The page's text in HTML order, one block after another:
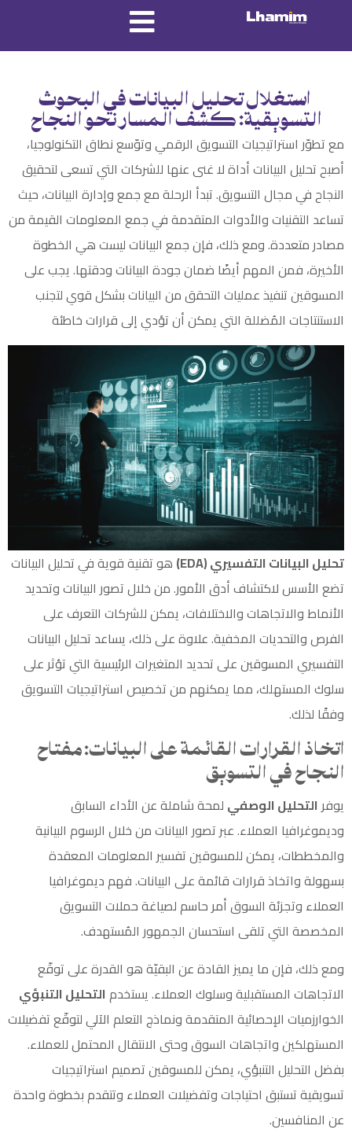
استغلال تحليل البيانات في البحوث
التسويقية: كشف المسار نحو النجاح
مع تطوّر استراتيجيات التسويق الرقمي وتوّسع نطاق التكنولوجيا،
أصبح تحليل البيانات أداة لا غنى عنها للشركات التي تسعى لتحقيق
النجاح في مجال التسويق. تبدأ الرحلة مع جمع وإدارة البيانات، حيث
تساعد التقنيات والأدوات المتقدمة في جمع المعلومات القيمة من
مصادر متعددة. ومع ذلك، فإن جمع البيانات ليست هي الخطوة
الأخيرة، فمن المهم أيضًا ضمان جودة البيانات ودقتها. يجب على
المسوقين تنفيذ عمليات التحقق من البيانات بشكل قوي لتجنب
الاستنتاجات المُضللة التي يمكن أن تؤدي إلى قرارات خاطئة
تحليل البيانات التفسيري (EDA)
هو تقنية قوية في تحليل البيانات
تضع الأسس لاكتشاف أدق الأمور. من خلال تصور البيانات وتحديد
الأنماط والاتجاهات والاختلافات، يمكن للشركات التعرف على
الفرص والتحديات المخفية. علاوة على ذلك، يساعد تحليل البيانات
التفسيري المسوقين على تحديد المتغيرات الرئيسية التي تؤثر على
سلوك المستهلك، مما يمكنهم من تخصيص استراتيجيات التسويق
وفقًا لذلك.
اتخاذ القرارات القائمة على البيانات: مفتاح
النجاح في التسويق
يوفرالتحليل الوصفي لمحة شاملة عن الأداء السابق
وديموغرافيا العملاء. عبر تصور البيانات من خلال الرسوم البيانية
والمخططات، يمكن للمسوقين تفسير المعلومات المعقدة
بسهولة واتخاذ قرارات قائمة على البيانات. فهم ديموغرافيا
العملاء وتجزئة السوق أمر حاسم لصياغةحملات التسويق
المخصصة التي تلقى استحسان الجمهور المُستهدف.
ومع ذلك، فإن ما يميز القادة عن البقيّة هو القدرة على توقّع
الاتجاهات المستقبلية وسلوك العملاء. يستخدم التحليل التنبؤي
الخوارزميات الإحصائية المتقدمة ونماذج التعلم الآلي لتوقّع تفضيلات
المستهلكين واتجاهات السوق وحتى الانتقال المحتمل للعملاء.
بفضل التحليل التنبؤي، يمكن للمسوقين تصميم استراتيجيات
تسويقية تستبق احتياجات وتفضيلات العملاء وتتقدم بخطوة واحدة
عن المنافسين.